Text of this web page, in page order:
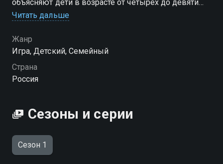
объясняют дети в возрасте от четырех до девяти
лет.
Читать дальше
Жанр
Игра, Детский, Семейный
Страна
Россия
Сезоны и серии
Сезон 1